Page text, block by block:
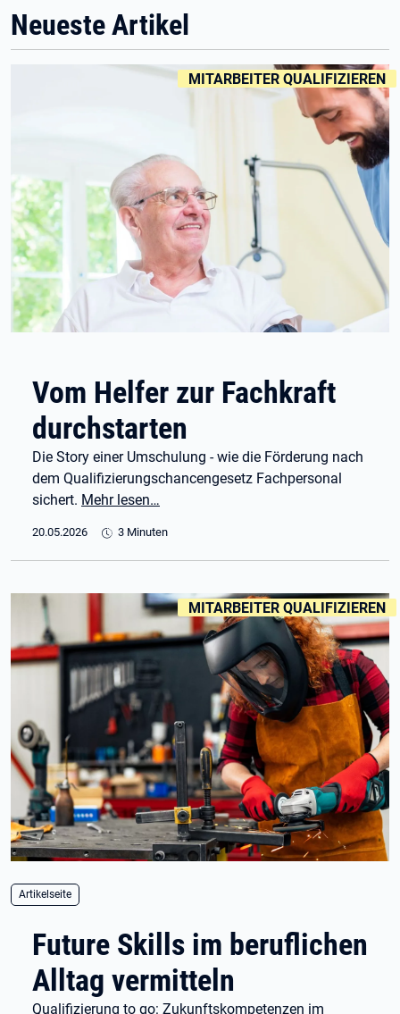
Neueste Artikel
Vom Helfer zur Fachkraft
durchstarten
KENNZEICHNUNGEN:
MITARBEITER QUALIFIZIEREN
Die Story einer Umschulung - wie die Förderung nach
dem Qualifizierungschancengesetz Fachpersonal
sichert. Mehr lesen…
20.05.2026 3 Minuten
Artikelseite
Future Skills im beruflichen
Alltag vermitteln
KENNZEICHNUNGEN:
MITARBEITER QUALIFIZIEREN
Qualifizierung to go: Zukunftskompetenzen im